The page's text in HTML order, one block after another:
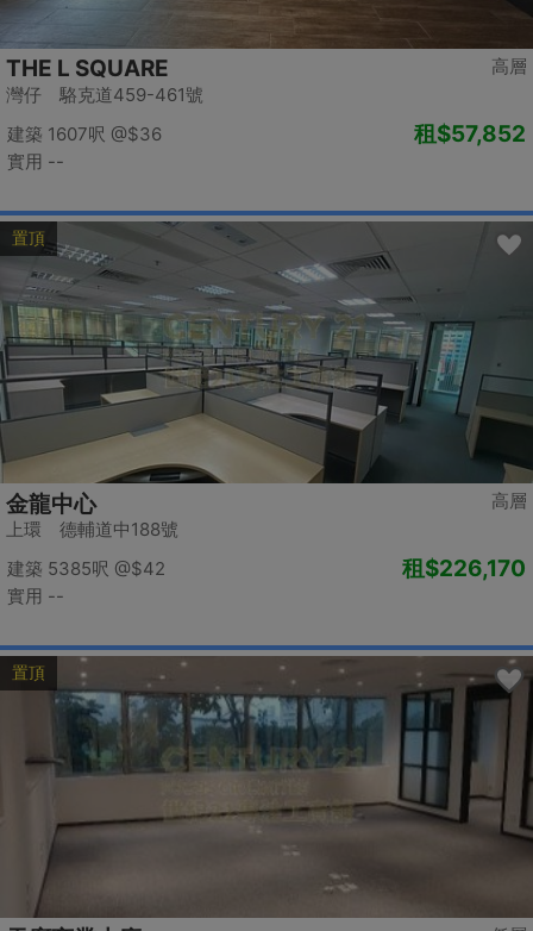
高層
THE L SQUARE
灣仔 駱克道459-461號
建築 1607呎 @$36
實用 --
租$57,852
置頂
高層
金龍中心
上環 德輔道中188號
建築 5385呎 @$42
實用 --
租$226,170
置頂